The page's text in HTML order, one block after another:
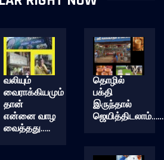
வலியும்
வைராக்கியமும்
தான்
என்னை வாழ
வைத்தது…..
தொழில்
பக்தி
இருந்தால்